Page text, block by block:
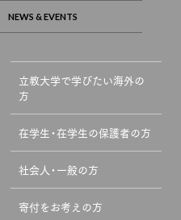
立教大学で学びたい海外の
方
在学生・在学生の保護者の方
社会人・一般の方
寄付をお考えの方